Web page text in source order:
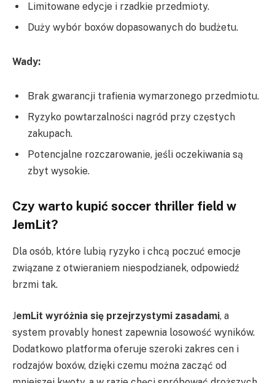
Limitowane edycje i rzadkie przedmioty.
Duży wybór boxów dopasowanych do budżetu.
Wady:
Brak gwarancji trafienia wymarzonego przedmiotu.
Ryzyko powtarzalności nagród przy częstych
zakupach.
Potencjalne rozczarowanie, jeśli oczekiwania są
zbyt wysokie.
Czy warto kupić soccer thriller field w
JemLit?
Dla osób, które lubią ryzyko i chcą poczuć emocje
związane z otwieraniem niespodzianek, odpowiedź
brzmi tak.
JemLit wyróżnia się przejrzystymi zasadami, a
system provably honest zapewnia losowość wyników.
Dodatkowo platforma oferuje szeroki zakres cen i
rodzajów boxów, dzięki czemu można zacząć od